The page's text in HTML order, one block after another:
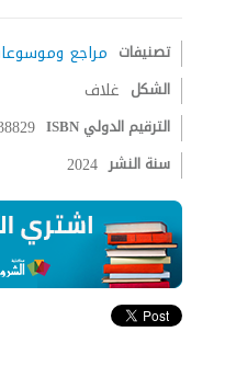
تصنيفات مراجع
الشكل غلاف
الترقيم الدولي ISBN
سنة النشر 2024